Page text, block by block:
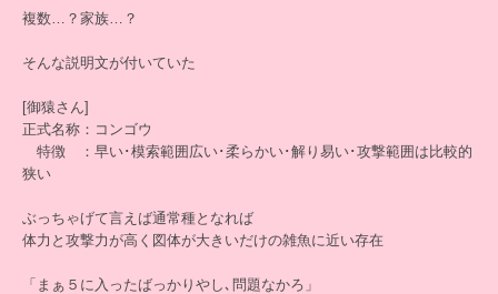
複数…？家族…？
そんな説明文が付いていた
[御猿さん]
正式名称：コンゴウ
特徴 ：早い･模索範囲広い･柔らかい･解り易い･攻撃範囲は比較的
狭い
ぶっちゃげて言えば通常種となれば
体力と攻撃力が高く図体が大きいだけの雑魚に近い存在
「まぁ５に入ったばっかりやし､問題なかろ」